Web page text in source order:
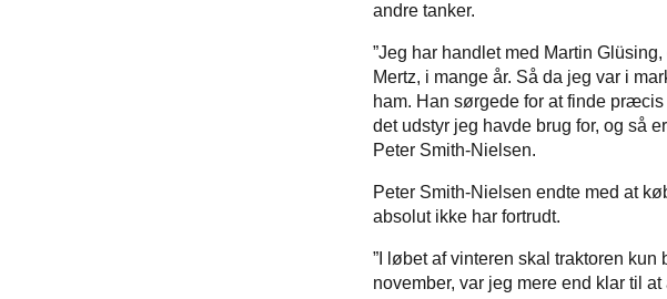
andre tanker.
”Jeg har handlet med Martin
Mertz, i mange år. Så da jeg var i
ham. Han sørgede for at finde
det udstyr jeg havde brug for, og så
Peter Smith-Nielsen.
Peter Smith-Nielsen endte med at
absolut ikke har fortrudt.
”I løbet af vinteren skal traktoren
november, var jeg mere end klar til